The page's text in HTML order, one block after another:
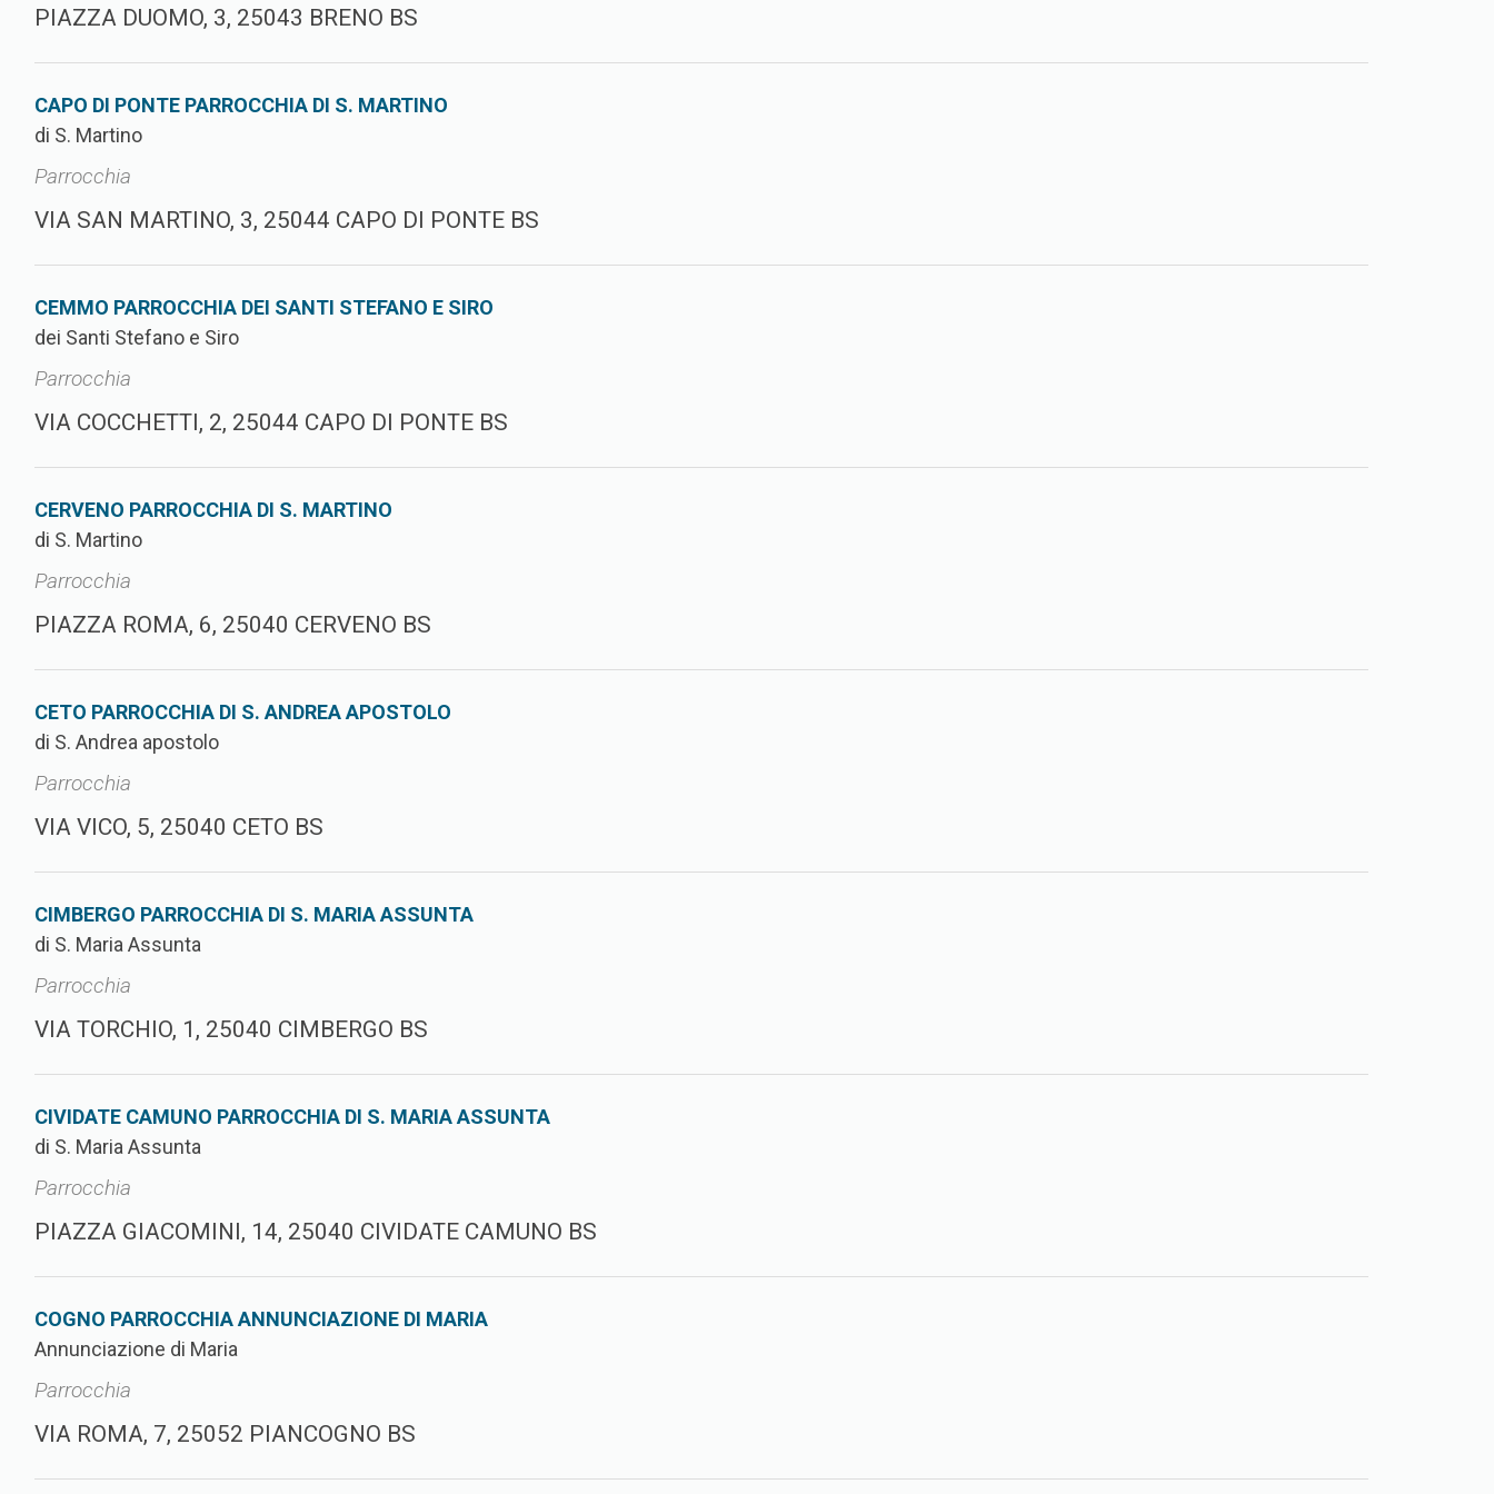
PIAZZA DUOMO, 3, 25043 BRENO BS
CAPO DI PONTE PARROCCHIA DI S. MARTINO
di S. Martino
Parrocchia
VIA SAN MARTINO, 3, 25044 CAPO DI PONTE BS
CEMMO PARROCCHIA DEI SANTI STEFANO E SIRO
dei Santi Stefano e Siro
Parrocchia
VIA COCCHETTI, 2, 25044 CAPO DI PONTE BS
CERVENO PARROCCHIA DI S. MARTINO
di S. Martino
Parrocchia
PIAZZA ROMA, 6, 25040 CERVENO BS
CETO PARROCCHIA DI S. ANDREA APOSTOLO
di S. Andrea apostolo
Parrocchia
VIA VICO, 5, 25040 CETO BS
CIMBERGO PARROCCHIA DI S. MARIA ASSUNTA
di S. Maria Assunta
Parrocchia
VIA TORCHIO, 1, 25040 CIMBERGO BS
CIVIDATE CAMUNO PARROCCHIA DI S. MARIA ASSUNTA
di S. Maria Assunta
Parrocchia
PIAZZA GIACOMINI, 14, 25040 CIVIDATE CAMUNO BS
COGNO PARROCCHIA ANNUNCIAZIONE DI MARIA
Annunciazione di Maria
Parrocchia
VIA ROMA, 7, 25052 PIANCOGNO BS